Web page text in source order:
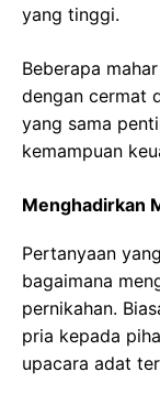
yang tinggi.
Beberapa
dengan cermat
yang sama
kemampuan
Menghadirkan
Pertanyaan
bagaimana
pernikahan.
pria kepada
upacara adat